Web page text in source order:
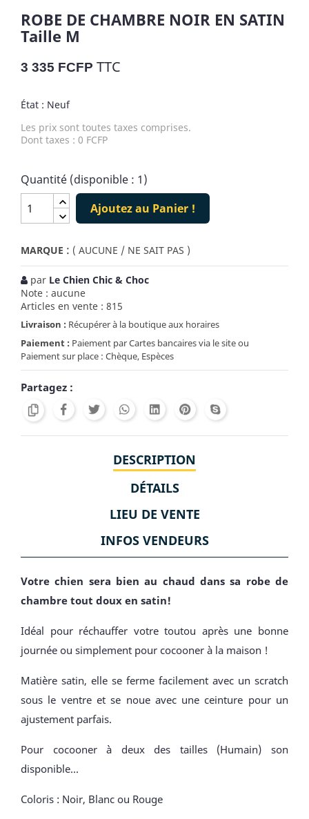
ROBE DE CHAMBRE NOIR EN SATIN
Taille M
3 335 FCFP TTC
État : Neuf
Les prix sont toutes taxes comprises.
Dont taxes : 0 FCFP
Quantité (disponible : 1)
Ajoutez au Panier !
MARQUE : ( AUCUNE / NE SAIT PAS )
par Le Chien Chic & Choc
Note : aucune
Articles en vente : 815
Livraison : Récupérer à la boutique aux horaires
Paiement : Paiement par Cartes bancaires via le site ou
Paiement sur place : Chèque, Espèces
Partagez :
DESCRIPTION
DÉTAILS
LIEU DE VENTE
INFOS VENDEURS
Votre chien sera bien au chaud dans sa robe de
chambre tout doux en satin!
Idéal pour réchauffer votre toutou après une bonne
journée ou simplement pour cocooner à la maison !
Matière satin, elle se ferme facilement avec un scratch
sous le ventre et se noue avec une ceinture pour un
ajustement parfais.
Pour cocooner à deux des tailles (Humain) son
disponible...
Coloris : Noir, Blanc ou Rouge